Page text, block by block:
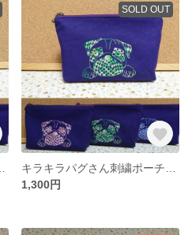
SOLD OUT
1,300円